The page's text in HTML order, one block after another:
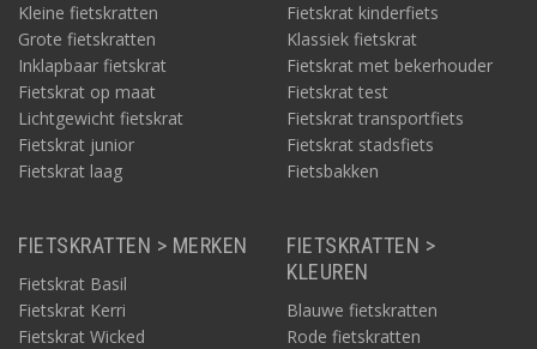
Kleine fietskratten
Grote fietskratten
Inklapbaar fietskrat
Fietskrat op maat
Lichtgewicht fietskrat
Fietskrat junior
Fietskrat laag
Fietskrat kinderfiets
Klassiek fietskrat
Fietskrat met bekerhouder
Fietskrat test
Fietskrat transportfiets
Fietskrat stadsfiets
Fietsbakken
FIETSKRATTEN > MERKEN
Fietskrat Basil
Fietskrat Kerri
Fietskrat Wicked
FIETSKRATTEN >
KLEUREN
Blauwe fietskratten
Rode fietskratten